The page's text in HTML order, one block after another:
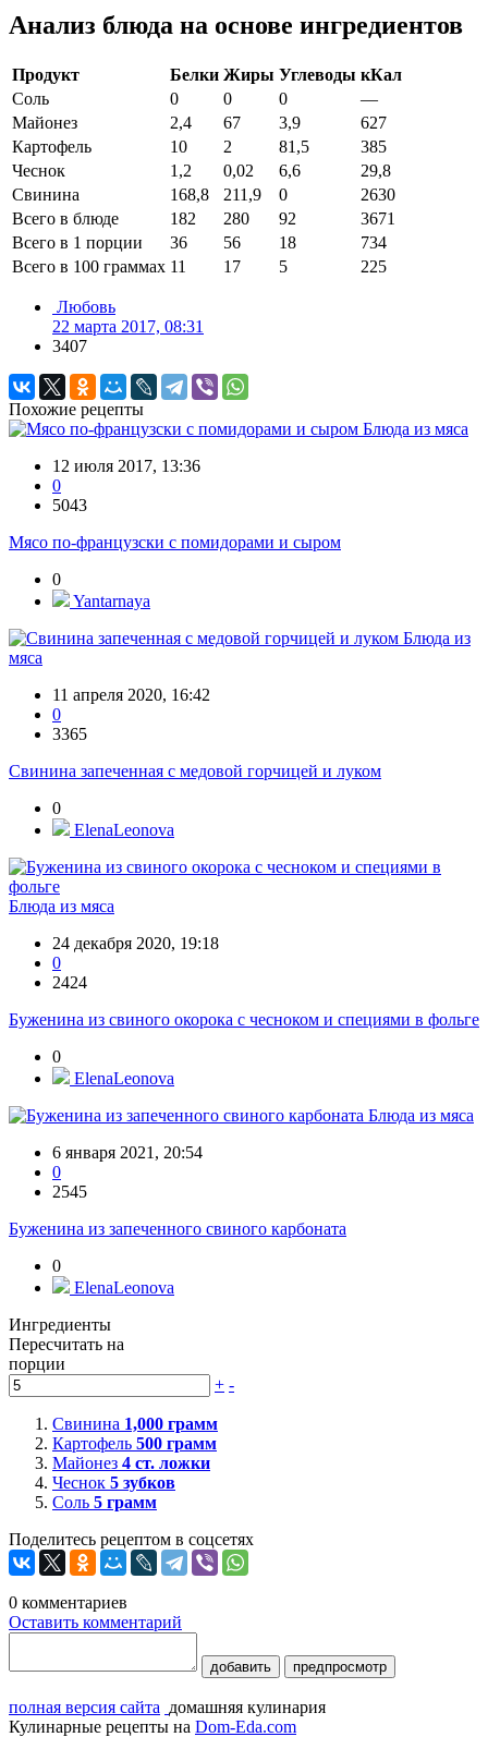
Анализ блюда на основе ингредиентов
Продукт Белки Жиры Углеводы кКал
Соль
0 0 0
—
Майонез
2,4 67 3,9
627
Картофель
10 2 81,5
385
Чеснок
1,2 0,02 6,6
29,8
Свинина
168,8 211,9 0
2630
Всего в блюде
182 280 92
3671
Всего в 1 порции
36 56 18
734
Всего в 100 граммах 11 17 5 225
Любовь
22 марта 2017, 08:31
3407
Похожие рецепты
Блюда из мяса
12 июля 2017, 13:36
0
5043
Мясо по-французски с помидорами и сыром
0
Yantarnaya
Блюда из
мяса
11 апреля 2020, 16:42
0
3365
Свинина запеченная с медовой горчицей и луком
0
ElenaLeonova
Блюда из мяса
24 декабря 2020, 19:18
0
2424
Буженина из свиного окорока с чесноком и специями в фольге
0
ElenaLeonova
Блюда из мяса
6 января 2021, 20:54
0
2545
Буженина из запеченного свиного карбоната
0
ElenaLeonova
Ингредиенты
Пересчитать на
порции
+ -
Свинина 1,000 грамм
Картофель 500 грамм
Майонез 4 ст. ложки
Чеснок 5 зубков
Соль 5 грамм
Поделитесь рецептом в соцсетях
0 комментариев
Оставить комментарий
добавить предпросмотр
полная версия сайта домашняя кулинария
Кулинарные рецепты на Dom-Eda.com